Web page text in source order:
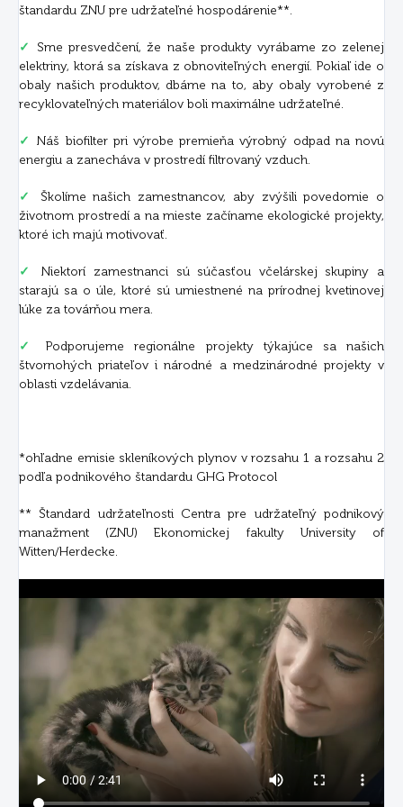
štandardu ZNU pre udržateľné hospodárenie**.
✓
Sme presvedčení, že naše produkty vyrábame zo zelenej
elektriny, ktorá sa získava z obnoviteľných energií. Pokiaľ ide o
obaly našich produktov, dbáme na to, aby obaly vyrobené z
recyklovateľných materiálov boli maximálne udržateľné.
✓ Náš biofilter pri výrobe premieňa výrobný odpad na novú
energiu a zanecháva v prostredí filtrovaný vzduch.
✓
Školíme našich zamestnancov, aby zvýšili povedomie o
životnom prostredí a na mieste začíname ekologické projekty,
ktoré ich majú motivovať.
✓
Niektorí zamestnanci sú súčasťou včelárskej skupiny a
starajú sa o úle, ktoré sú umiestnené na prírodnej kvetinovej
lúke za továrňou mera.
✓
Podporujeme regionálne projekty týkajúce sa našich
štvornohých priateľov i národné a medzinárodné projekty v
oblasti vzdelávania.
*ohľadne emisie skleníkových plynov v rozsahu 1 a rozsahu 2
podľa podnikového štandardu GHG Protocol
** Štandard udržateľnosti Centra pre udržateľný podnikový
manažment (ZNU) Ekonomickej fakulty University of
Witten/Herdecke.